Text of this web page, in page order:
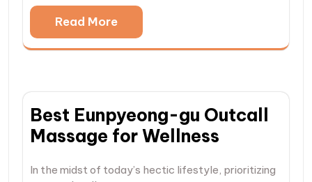
Read More
Best Eunpyeong-gu Outcall
Massage for Wellness
In the midst of today’s hectic lifestyle, prioritizing